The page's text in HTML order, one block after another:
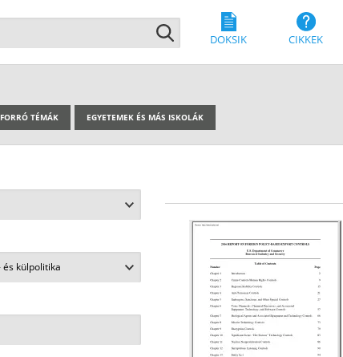
DOKSIK CIKKEK
FORRÓ TÉMÁK EGYETEMEK ÉS MÁS ISKOLÁK